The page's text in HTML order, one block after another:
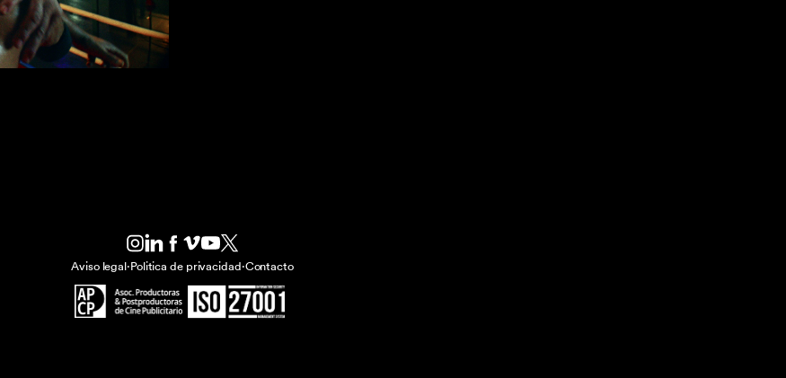
Aviso legal·Politica de privacidad·Contacto